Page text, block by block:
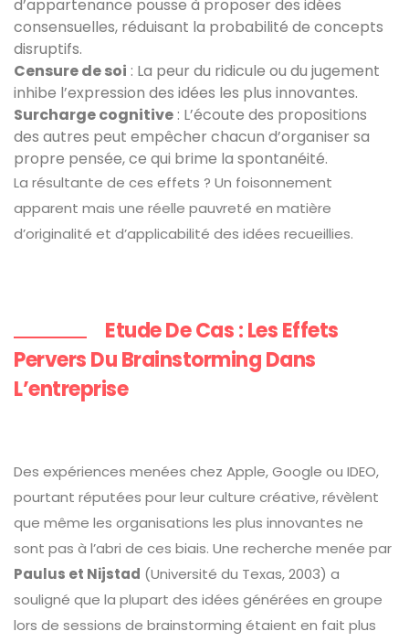
d’appartenance pousse à proposer des idées
consensuelles, réduisant la probabilité de concepts
disruptifs.
Censure de soi : La peur du ridicule ou du jugement
inhibe l’expression des idées les plus innovantes.
Surcharge cognitive : L’écoute des propositions
des autres peut empêcher chacun d’organiser sa
propre pensée, ce qui brime la spontanéité.
La résultante de ces effets ? Un foisonnement
apparent mais une réelle pauvreté en matière
d’originalité et d’applicabilité des idées recueillies.
Etude De Cas : Les Effets
Pervers Du Brainstorming Dans
L’entreprise
Des expériences menées chez Apple, Google ou IDEO,
pourtant réputées pour leur culture créative, révèlent
que même les organisations les plus innovantes ne
sont pas à l’abri de ces biais. Une recherche menée par
Paulus et Nijstad (Université du Texas, 2003) a
souligné que la plupart des idées générées en groupe
lors de sessions de brainstorming étaient en fait plus